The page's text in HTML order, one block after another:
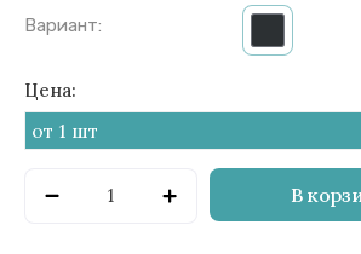
Вариант:
Цена:
от 1 шт
В